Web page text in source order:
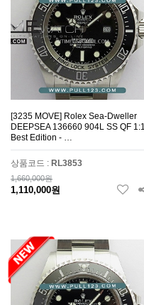
[3235 MOVE] Rolex Sea-Dweller
DEEPSEA 136660 904L SS QF 1:1
Best Edition - …
상품코드 : RL3853
1,660,000원
1,110,000원